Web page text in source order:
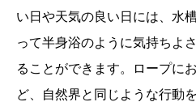
い日や天気の良い日には、水
って半身浴のように気持ちよ
ることができます。ロープに
ど、自然界と同じような行動